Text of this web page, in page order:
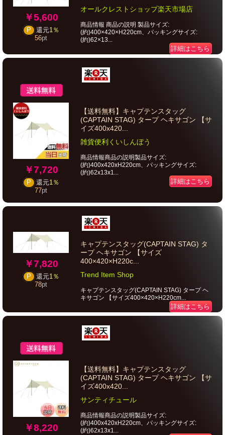
￥5,600
P 還元1％
56pt
オールクレストショップ楽天市場店
商品情報 商品の説明 製品サイズ:
(約)400×420×H220cm、パッキングサイズ:
(約)62×13...
詳細はこちら
￥7,720
P 還元1％
77pt
【送料無料】キャプテンスタッグ
(CAPTAIN STAG) タープ ヘキサゴン 【サ
イズ400x420...
雑貨便利くいしんぼう
商品情報商品の説明製品サイズ:
(約)400x420xH220cm、パッキングサイズ:
(約)62x13x1...
詳細はこちら
￥7,820
P 還元1％
78pt
キャプテンスタッグ(CAPTAIN STAG) タ
ープ ヘキサゴン 【サイズ
400×420×H220c...
Trend Item Shop
キャプテンスタッグ(CAPTAIN STAG) タープ ヘ
キサゴン 【サイズ400×420×H220cm...
詳細はこちら
￥8,220
【送料無料】キャプテンスタッグ
(CAPTAIN STAG) タープ ヘキサゴン 【サ
イズ400x420...
サンティチュール
商品情報商品の説明製品サイズ:
(約)400x420xH220cm、パッキングサイズ:
(約)62x13x1...